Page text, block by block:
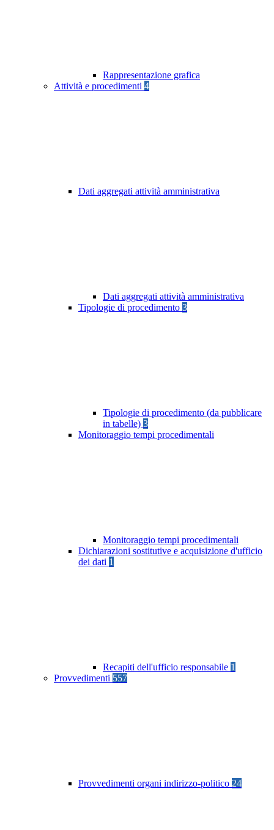
Rappresentazione grafica
Attività e procedimenti 4
Dati aggregati attività amministrativa
Dati aggregati attività amministrativa
Tipologie di procedimento 3
Tipologie di procedimento (da pubblicare
in tabelle) 3
Monitoraggio tempi procedimentali
Monitoraggio tempi procedimentali
Dichiarazioni sostitutive e acquisizione d'ufficio
dei dati 1
Recapiti dell'ufficio responsabile 1
Provvedimenti 557
Provvedimenti organi indirizzo-politico 24